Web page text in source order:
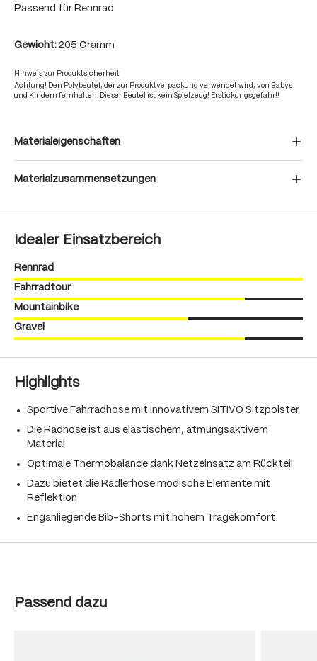
Passend für Rennrad
Gewicht: 205 Gramm
Hinweis zur Produktsicherheit
Achtung! Den Polybeutel, der zur Produktverpackung verwendet wird, von Babys
und Kindern fernhalten. Dieser Beutel ist kein Spielzeug! Erstickungsgefahr!!
Materialeigenschaften
Materialzusammensetzungen
Idealer Einsatzbereich
Rennrad
Fahrradtour
Mountainbike
Gravel
Highlights
Sportive Fahrradhose mit innovativem SITIVO Sitzpolster
Die Radhose ist aus elastischem, atmungsaktivem
Material
Optimale Thermobalance dank Netzeinsatz am Rückteil
Dazu bietet die Radlerhose modische Elemente mit
Reflektion
Enganliegende Bib-Shorts mit hohem Tragekomfort
Produktgalerie überspringen
Passend dazu